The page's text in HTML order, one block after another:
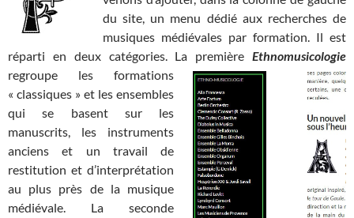
du site, un menu dédié aux recherches de
musiques médiévales par formation. Il est
réparti en deux catégories. La première Ethnomusicologie
regroupe les formations
« classiques » et les ensembles
qui se basent sur les
manuscrits, les instruments
anciens et un travail de
restitution et d’interprétation
au plus près de la musique
médiévale. La seconde